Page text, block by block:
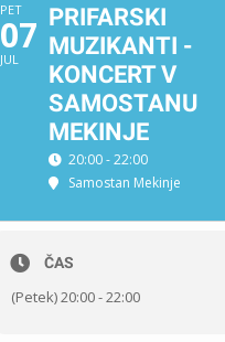
PET
07
JUL
PRIFARSKI
MUZIKANTI -
KONCERT V
SAMOSTANU
MEKINJE
20:00 - 22:00
Samostan Mekinje
ČAS
(Petek) 20:00 - 22:00